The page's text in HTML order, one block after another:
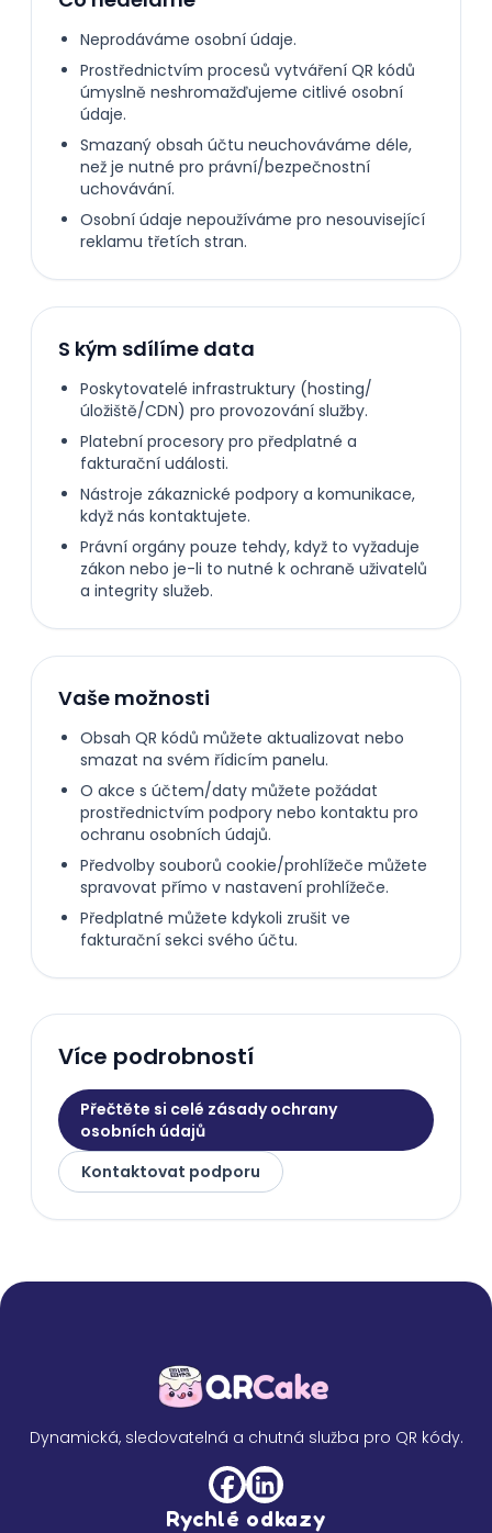
Neprodáváme osobní údaje.
Prostřednictvím procesů vytváření QR kódů
úmyslně neshromažďujeme citlivé osobní
údaje.
Smazaný obsah účtu neuchováváme déle,
než je nutné pro právní/bezpečnostní
uchovávání.
Osobní údaje nepoužíváme pro nesouvisející
reklamu třetích stran.
S kým sdílíme data
Poskytovatelé infrastruktury (hosting/
úložiště/CDN) pro provozování služby.
Platební procesory pro předplatné a
fakturační události.
Nástroje zákaznické podpory a komunikace,
když nás kontaktujete.
Právní orgány pouze tehdy, když to vyžaduje
zákon nebo je-li to nutné k ochraně uživatelů
a integrity služeb.
Vaše možnosti
Obsah QR kódů můžete aktualizovat nebo
smazat na svém řídicím panelu.
O akce s účtem/daty můžete požádat
prostřednictvím podpory nebo kontaktu pro
ochranu osobních údajů.
Předvolby souborů cookie/prohlížeče můžete
spravovat přímo v nastavení prohlížeče.
Předplatné můžete kdykoli zrušit ve
fakturační sekci svého účtu.
Více podrobností
Přečtěte si celé zásady ochrany
osobních údajů
Kontaktovat podporu
Dynamická, sledovatelná a chutná služba pro QR kódy.
Rychlé odkazy